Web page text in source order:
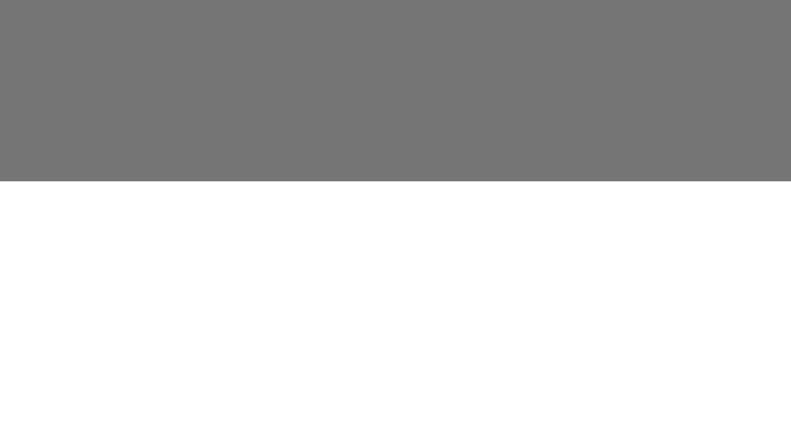
Innominata ML Hooded Jacket Women